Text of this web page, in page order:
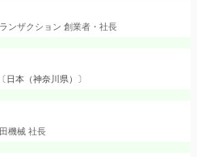
ンザクション 創業者・社長
日本（神奈川県）〕
機械 社長